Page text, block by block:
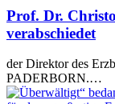
Prof. Dr.
verabschiedet
der Direktor des
PADERBORN.…